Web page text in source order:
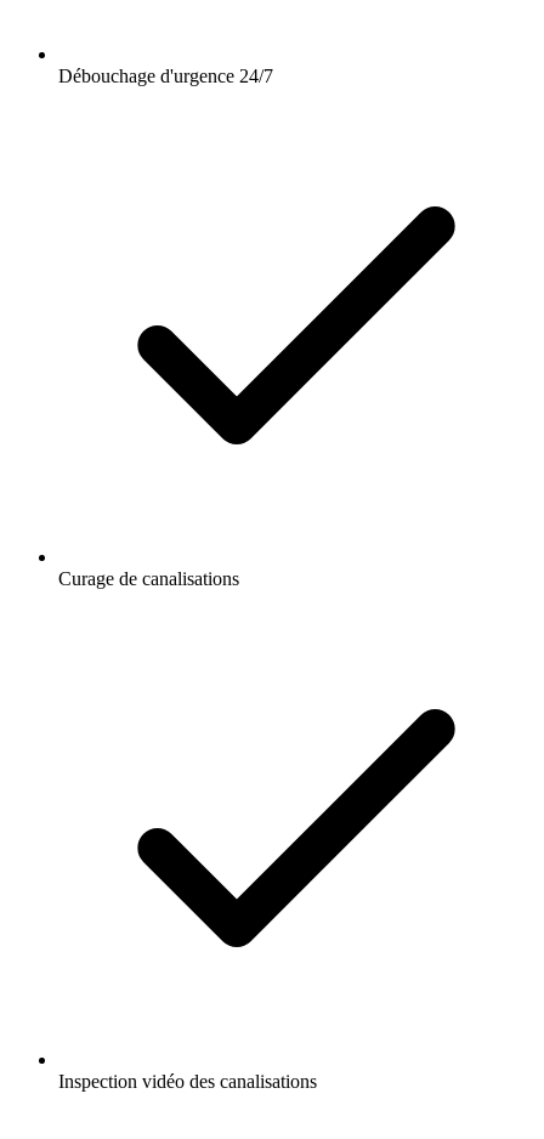
Débouchage d'urgence 24/7
Curage de canalisations
Inspection vidéo des canalisations